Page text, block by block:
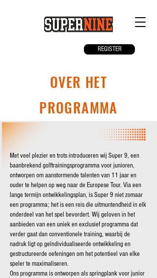
REGISTER
OVER HET
PROGRAMMA
Met veel plezier en trots introduceren wij Super 9, een
baanbrekend golftrainingsprogramma voor junioren,
ontworpen om aanstormende talenten van 11 jaar en
ouder te helpen op weg naar de Europese Tour. Via een
lange termijn ontwikkelingsplan, is Super 9 niet zomaar
een programma; het is een reis die uitmuntendheid in elk
onderdeel van het spel bevordert. Wij geloven in het
aanbieden van een uniek en exclusief programma dat
verder gaat dan conventionele training, waarbij de
nadruk ligt op geïndividualiseerde ontwikkeling en
gestructureerde oefeningen om het potentieel van elke
speler te maximaliseren.
Ons programma is ontworpen als springplank voor junior